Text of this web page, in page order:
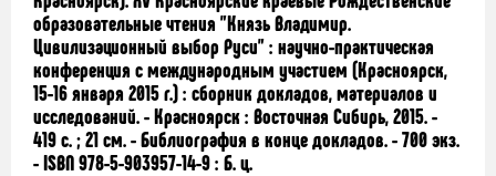
образовательные чтения "Князь Владимир.
Цивилизационный выбор Руси" : научно-практическая
конференция с международным участием (Красноярск,
15-16 января 2015 г.) : сборник докладов, материалов и
исследований. - Красноярск : Восточная Сибирь, 2015. -
419 с. ; 21 см. - Библиография в конце докладов. - 700 экз.
-ISBN978-5-903957-14-9 : Б. ц.